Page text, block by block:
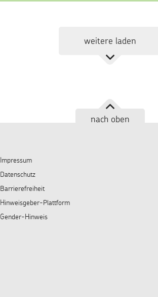
weitere laden
nach oben
Impressum
Datenschutz
Barrierefreiheit
Hinweisgeber-Plattform
Gender-Hinweis